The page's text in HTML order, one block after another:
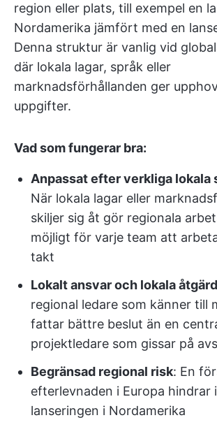
region eller plats, till exempel en
Nordamerika jämfört med en
Denna struktur är vanlig vid
där lokala lagar, språk eller
marknadsförhållanden ger
uppgifter.
Vad som fungerar bra:
Anpassat efter verkliga lokala
När lokala lagar eller
skiljer sig åt gör regionala
möjligt för varje team att
takt
Lokalt ansvar och lokala
regional ledare som känner till
fattar bättre beslut än en
projektledare som gissar på
Begränsad regional risk: En
efterlevnaden i Europa hindrar
lanseringen i Nordamerika